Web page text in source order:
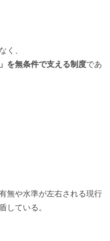
く、
を無条件で支える制度であ
無や水準が左右される現行
している。